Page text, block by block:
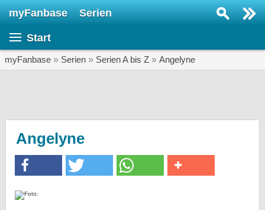
myFanbase Serien
Start
myFanbase » Serien » Serien A bis Z » Angelyne
Angelyne
SERIEN
Veranstaltungen
KULTUR